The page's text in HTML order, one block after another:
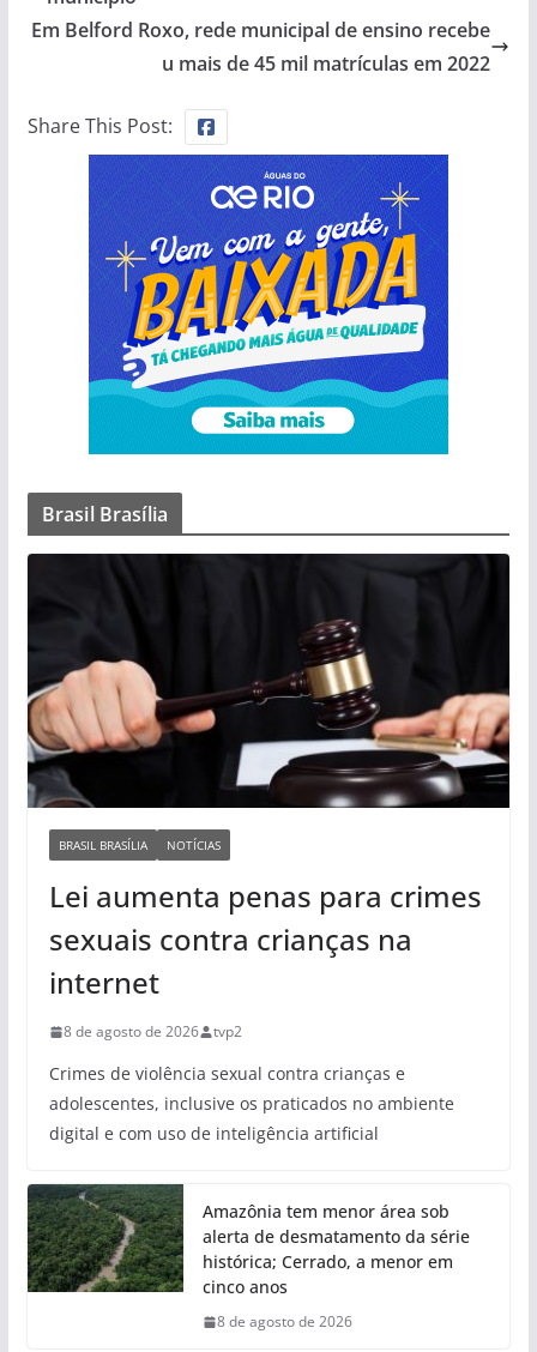
Em Belford Roxo, rede municipal de ensino recebe
u mais de 45 mil matrículas em 2022
Share This Post:
Brasil Brasília
BRASIL BRASÍLIA NOTÍCIAS
Lei aumenta penas para crimes
sexuais contra crianças na
internet
8 de agosto de 2026 tvp2
Crimes de violência sexual contra crianças e
adolescentes, inclusive os praticados no ambiente
digital e com uso de inteligência artificial
Amazônia tem menor área sob
alerta de desmatamento da série
histórica; Cerrado, a menor em
cinco anos
8 de agosto de 2026